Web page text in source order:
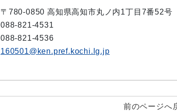
〒780-0850 高知県高知市丸ノ内1丁目7番52号
088-821-4531
088-821-4536
160501@ken.pref.kochi.lg.jp
前のページへ